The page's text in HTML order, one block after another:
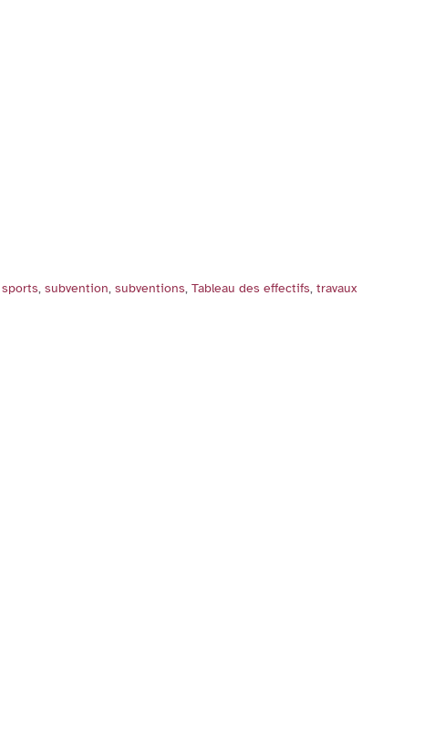
sports, subvention, subventions, Tableau des effectifs, travaux